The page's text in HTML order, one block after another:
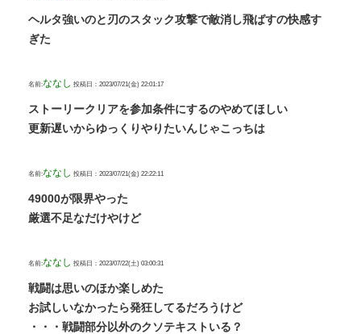
ヘルタ強いのと刃のスタック攻撃で敵消し飛ばすの快感す
ぎた
名前:ななし 投稿日：2023/07/21(金) 22:01:17
ストーリークリアを参加条件にするのやめてほしい
更新遅いからゆっくりやりたいんじゃこっちは
名前:ななし 投稿日：2023/07/21(金) 22:22:11
49000が限界やった
厳選不足なだけやけど
名前:ななし 投稿日：2023/07/22(土) 03:00:31
戦闘は思いのほか楽しめた
お試しいなかったら発狂してるだろうけど
・・・戦闘部分以外のクソテキストいる？